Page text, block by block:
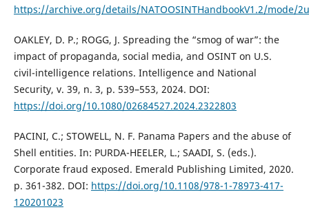
https://archive.org/details/NATOOSINTHandbookV1.2/mode/
OAKLEY, D. P.; ROGG, J. Spreading the “smog of war”: the
impact of propaganda, social media, and OSINT on U.S.
civil-intelligence relations. Intelligence and National
Security, v. 39, n. 3, p. 539–553, 2024. DOI:
https://doi.org/10.1080/02684527.2024.2322803
PACINI, C.; STOWELL, N. F. Panama Papers and the abuse of
Shell entities. In: PURDA-HEELER, L.; SAADI, S. (eds.).
Corporate fraud exposed. Emerald Publishing Limited, 2020.
p. 361-382. DOI: https://doi.org/10.1108/978-1-78973-417-
120201023